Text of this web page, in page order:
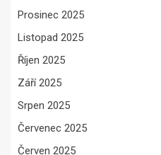
Prosinec 2025
Listopad 2025
Říjen 2025
Září 2025
Srpen 2025
Červenec 2025
Červen 2025